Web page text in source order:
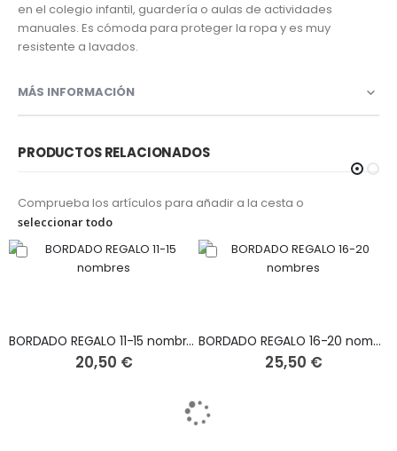
en el colegio infantil, guardería o aulas de actividades
manuales. Es cómoda para proteger la ropa y es muy
resistente a lavados.
MÁS INFORMACIÓN
PRODUCTOS RELACIONADOS
Comprueba los artículos para añadir a la cesta o
seleccionar todo
BORDADO REGALO 11-15 nombres
20,50 €
BORDADO REGALO 16-20 nombres
25,50 €